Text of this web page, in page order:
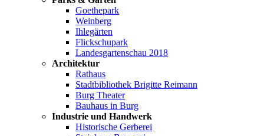
Goethepark
Weinberg
Ihlegärten
Flickschupark
Landesgartenschau 2018
Architektur
Rathaus
Stadtbibliothek Brigitte Reimann
Burg Theater
Bauhaus in Burg
Industrie und Handwerk
Historische Gerberei